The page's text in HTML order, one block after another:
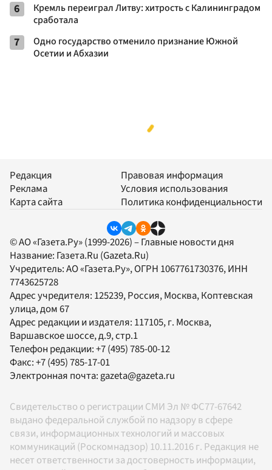
6
Кремль переиграл Литву: хитрость с Калининградом
сработала
7
Одно государство отменило признание Южной
Осетии и Абхазии
Редакция
Реклама
Карта сайта
Правовая информация
Условия использования
Политика конфиденциальности
© АО «Газета.Ру» (1999-2026) – Главные новости дня
Название: Газета.Ru (Gazeta.Ru)
Учредитель:АО «Газета.Ру», ОГРН 1067761730376, ИНН
7743625728
Адрес учредителя: 125239, Россия, Москва, Коптевская
улица, дом 67
Адрес редакции и издателя: 117105, г. Москва,
Варшавское шоссе, д.9, стр.1
Телефон редакции:+7 (495) 785-00-12
Факс:+7 (495) 785-17-01
Электронная почта:gazeta@gazeta.ru
Свидетельство о регистрации СМИ Эл № ФС77-67642
выдано федеральной службой по надзору в сфере
связи, информационных технологий и массовых
коммуникаций (Роскомнадзор) 10.11.2016 г. Редакция не
несет ответственности за достоверность информации,